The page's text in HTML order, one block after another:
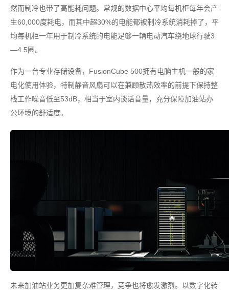
然而制冷也带了高能耗问题。常规的数据中心平均每机柜每年会产
生60,000度耗电，而其中超30%的电能都被制冷系统消耗掉了，平
均每机柜一年用于制冷系统的电能足够一辆电动汽车绕地球行驶3
—4.5圈。
作为一台专业存储设备，FusionCube 500拥有电脑主机一般的家
电化使用体验，特制静音风扇可以在兼顾散热效率的前提下保持整
栈工作噪音低至53dB，相当于室内谈话音量，充分保障加油站办
公环境的舒适度。
未来加油站业务更加复杂难管理，竞争也将愈发激烈。以数字化转